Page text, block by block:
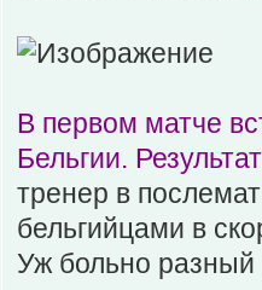
В первом матче
Бельгии.
тренер в
бельгийцами в
Уж больно разный